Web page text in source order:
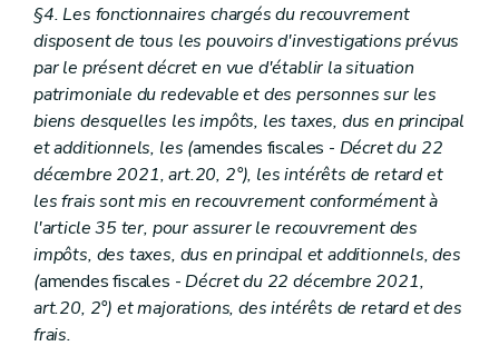
§4. Les fonctionnaires chargés du recouvrement
disposent de tous les pouvoirs d'investigations prévus
par le présent décret en vue d'établir la situation
patrimoniale du redevable et des personnes sur les
biens desquelles les impôts, les taxes, dus en principal
et additionnels, les (amendes fiscales - Décret du 22
décembre 2021, art.20, 2°), les intérêts de retard et
les frais sont mis en recouvrement conformément à
l'article 35ter, pour assurer le recouvrement des
impôts, des taxes, dus en principal et additionnels, des
(amendes fiscales -Décret du 22 décembre 2021,
art.20, 2°) et majorations, des intérêts de retard et des
frais.